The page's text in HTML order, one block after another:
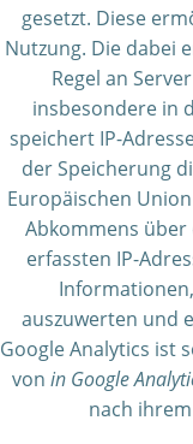
gesetzt. Diese
Nutzung. Die dabei
Regel an
insbesondere in
speichert IP-
der Speicherung
Europäischen
Abkommens
erfassten IP-
auszuwerten und
Google Analytics ist
von in Google
nach